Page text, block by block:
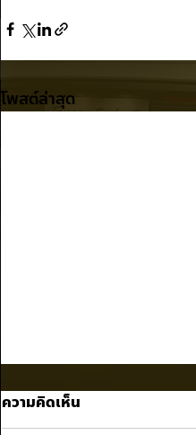
โพสต์ล่าสุด
ความคิดเห็น